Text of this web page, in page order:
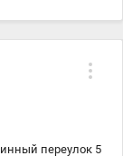
переулок 5